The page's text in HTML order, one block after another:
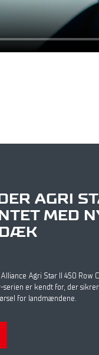
AGRI
MED
Agri Star II 450 Row
serien er kendt for, der
for landmændene.